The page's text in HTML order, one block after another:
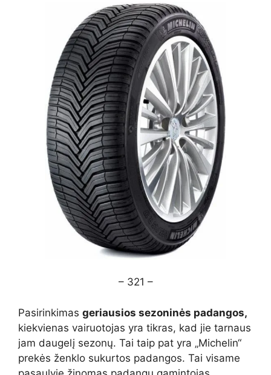
– 321 –
Pasirinkimas geriausios sezoninės padangos,
kiekvienas vairuotojas yra tikras, kad jie tarnaus
jam daugelį sezonų. Tai taip pat yra „Michelin“
prekės ženklo sukurtos padangos. Tai visame